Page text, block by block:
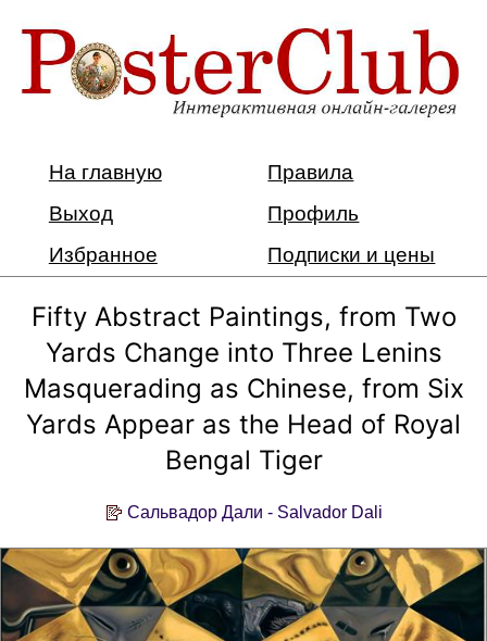
На главную
Правила
Выход
Профиль
Избранное
Подписки и цены
Fifty Abstract Paintings, from Two
Yards Change into Three Lenins
Masquerading as Chinese, from Six
Yards Appear as the Head of Royal
Bengal Tiger
Сальвадор Дали - Salvador Dali